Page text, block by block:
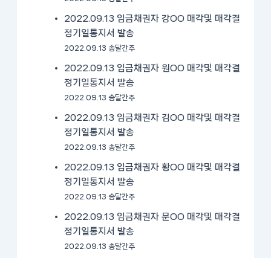
2022.09.13 임금채권자 강OO 매각및 매각결
정기일통지서 발송
2022.09.13 송달간주
2022.09.13 임금채권자 원OO 매각및 매각결
정기일통지서 발송
2022.09.13 송달간주
2022.09.13 임금채권자 김OO 매각및 매각결
정기일통지서 발송
2022.09.13 송달간주
2022.09.13 임금채권자 황OO 매각및 매각결
정기일통지서 발송
2022.09.13 송달간주
2022.09.13 임금채권자 문OO 매각및 매각결
정기일통지서 발송
2022.09.13 송달간주